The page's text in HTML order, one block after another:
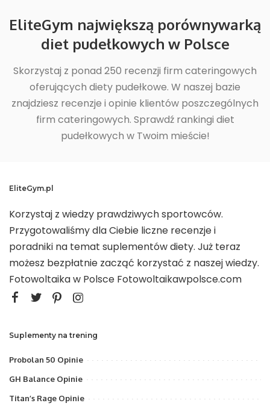
EliteGym największą porównywarką
diet pudełkowych w Polsce
Skorzystaj z ponad 250 recenzji firm cateringowych
oferujących diety pudełkowe. W naszej bazie
znajdziesz recenzje i opinie klientów poszczególnych
firm cateringowych. Sprawdź rankingi diet
pudełkowych w Twoim mieście!
EliteGym.pl
Korzystaj z wiedzy prawdziwych sportowców.
Przygotowaliśmy dla Ciebie liczne recenzje i
poradniki na temat suplementów diety. Już teraz
możesz bezpłatnie zacząć korzystać z naszej wiedzy.
Fotowoltaika w Polsce Fotowoltaikawpolsce.com
Suplementy na trening
Probolan 50 Opinie
GH Balance Opinie
Titan’s Rage Opinie